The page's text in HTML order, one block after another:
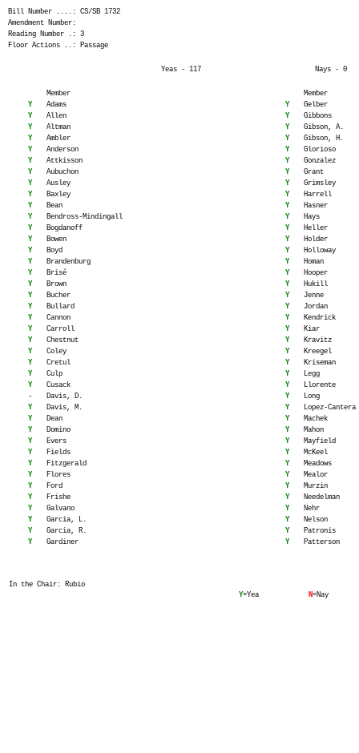
Bill Number ....: CS/SB 1732
Amendment Number:
Reading Number .: 3
Floor Actions ..: Passage
Yeas - 117 Nays - 0
Member
Y
Adams
Y
Allen
Y
Altman
Y
Ambler
Y
Anderson
Y
Attkisson
Y
Aubuchon
Y
Ausley
Y
Baxley
Y
Bean
Y
Bendross-Mindingall
Y
Bogdanoff
Y
Bowen
Y
Boyd
Y
Brandenburg
Y
Brisé
Y
Brown
Y
Bucher
Y
Bullard
Y
Cannon
Y
Carroll
Y
Chestnut
Y
Coley
Y
Cretul
Y
Culp
Y
Cusack
-
Davis, D.
Y
Davis, M.
Y
Dean
Y
Domino
Y
Evers
Y
Fields
Y
Fitzgerald
Y
Flores
Y
Ford
Y
Frishe
Y
Galvano
Y
Garcia, L.
Y
Garcia, R.
Y
Gardiner
Member
Y
Gelber
Y
Gibbons
Y
Gibson, A.
Y
Gibson, H.
Y
Glorioso
Y
Gonzalez
Y
Grant
Y
Grimsley
Y
Harrell
Y
Hasner
Y
Hays
Y
Heller
Y
Holder
Y
Holloway
Y
Homan
Y
Hooper
Y
Hukill
Y
Jenne
Y
Jordan
Y
Kendrick
Y
Kiar
Y
Kravitz
Y
Kreegel
Y
Kriseman
Y
Legg
Y
Llorente
Y
Long
Y
Lopez-Cantera
Y
Machek
Y
Mahon
Y
Mayfield
Y
McKeel
Y
Meadows
Y
Mealor
Y
Murzin
Y
Needelman
Y
Nehr
Y
Nelson
Y
Patronis
Y
Patterson
In the Chair: Rubio
Y=Yea N=Nay